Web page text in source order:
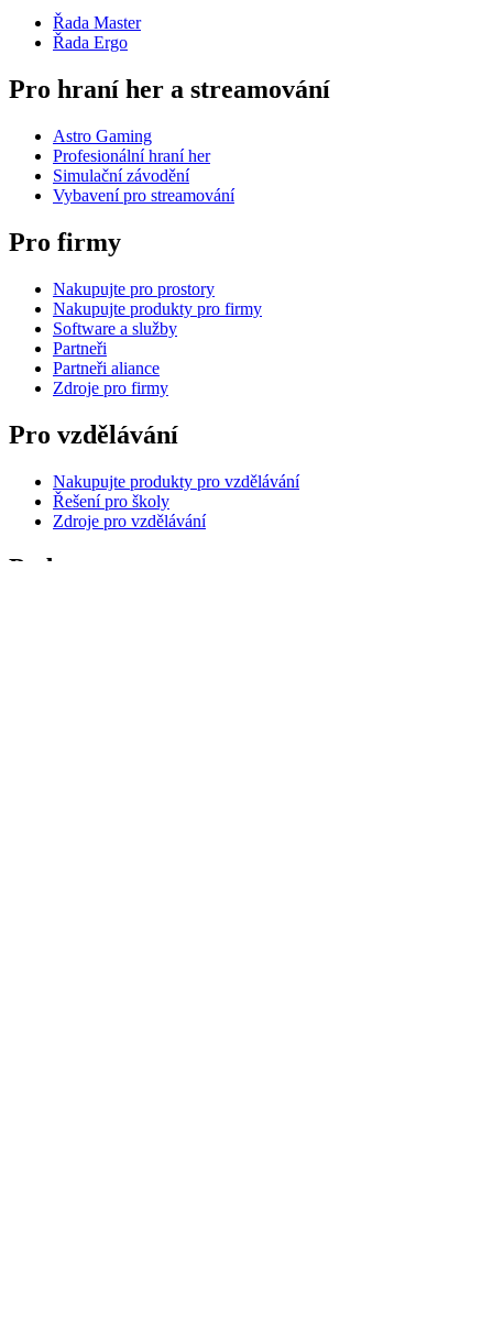
Řada Master
Řada Ergo
Pro hraní her a streamování
Astro Gaming
Profesionální hraní her
Simulační závodění
Vybavení pro streamování
Pro firmy
Nakupujte pro prostory
Nakupujte produkty pro firmy
Software a služby
Partneři
Partneři aliance
Zdroje pro firmy
Pro vzdělávání
Nakupujte produkty pro vzdělávání
Řešení pro školy
Zdroje pro vzdělávání
Podpora